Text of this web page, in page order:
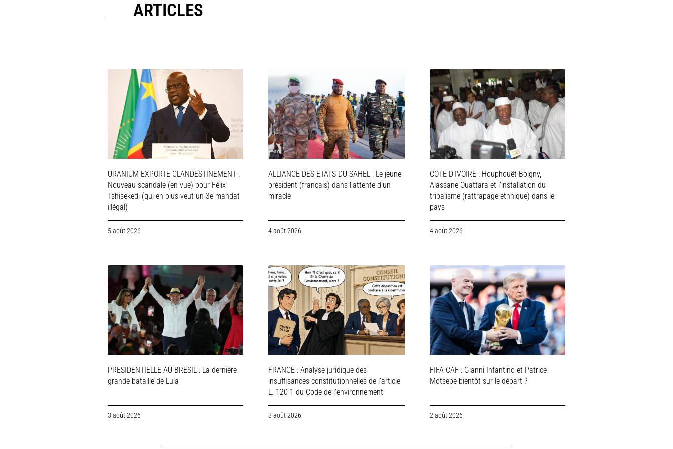
ARTICLES
URANIUM EXPORTE CLANDESTINEMENT :
Nouveau scandale (en vue) pour Félix
Tshisekedi (qui en plus veut un 3e mandat
illégal)
5 août 2026
ALLIANCE DES ETATS DU SAHEL : Le jeune
président (français) dans l’attente d’un
miracle
4 août 2026
COTE D’IVOIRE : Houphouët-Boigny,
Alassane Ouattara et l’installation du
tribalisme (rattrapage ethnique) dans le
pays
4 août 2026
PRESIDENTIELLE AU BRESIL : La dernière
grande bataille de Lula
3 août 2026
FRANCE : Analyse juridique des
insuffisances constitutionnelles de l’article
L. 120-1 du Code de l’environnement
3 août 2026
FIFA-CAF : Gianni Infantino et Patrice
Motsepe bientôt sur le départ ?
2 août 2026